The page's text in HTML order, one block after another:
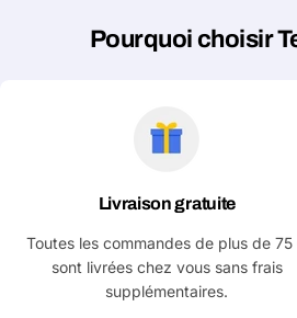
Pourquoi choisir
Livraison gratuite
Toutes les commandes de plus de 75
sont livrées chez vous sans frais
supplémentaires.